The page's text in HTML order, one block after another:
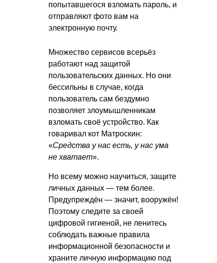
попытавшегося взломать пароль, и
отправляют фото вам на
электронную почту.
Множество сервисов всерьёз
работают над защитой
пользовательских данных. Но они
бессильны в случае, когда
пользователь сам бездумно
позволяет злоумышленникам
взломать своё устройство. Как
говаривал кот Матроскин:
«Средства у нас есть, у нас ума
не хватает».
Но всему можно научиться, защите
личных данных — тем более.
Предупреждён — значит, вооружён!
Поэтому следите за своей
цифровой гигиеной, не ленитесь
соблюдать важные правила
информационной безопасности и
храните личную информацию под